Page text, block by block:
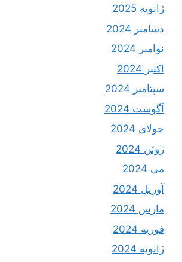
ژانویه 2025
دسامبر 2024
نوامبر 2024
اکتبر 2024
سپتامبر 2024
آگوست 2024
جولای 2024
ژوئن 2024
می 2024
آوریل 2024
مارس 2024
فوریه 2024
ژانویه 2024